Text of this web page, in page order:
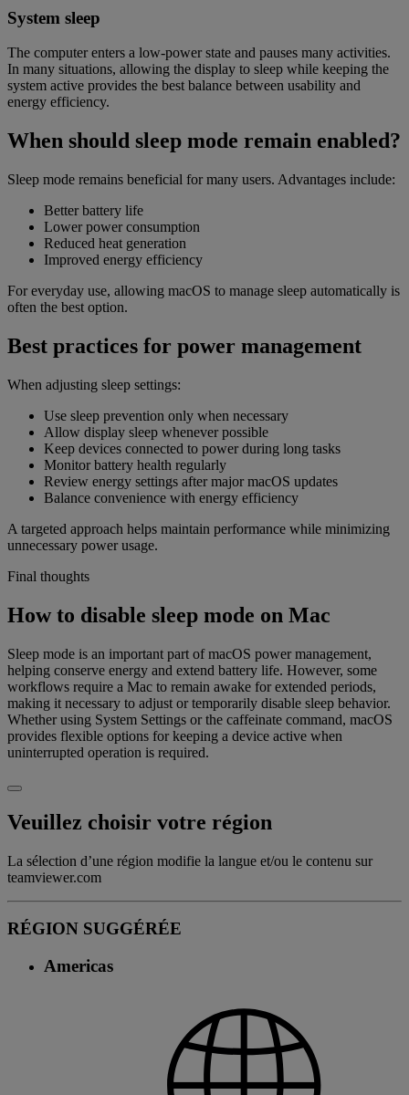
System sleep
The computer enters a low-power state and pauses many activities.
In many situations, allowing the display to sleep while keeping the
system active provides the best balance between usability and
energy efficiency.
When should sleep mode remain enabled?
Sleep mode remains beneficial for many users. Advantages include:
Better battery life
Lower power consumption
Reduced heat generation
Improved energy efficiency
For everyday use, allowing macOS to manage sleep automatically is
often the best option.
Best practices for power management
When adjusting sleep settings:
Use sleep prevention only when necessary
Allow display sleep whenever possible
Keep devices connected to power during long tasks
Monitor battery health regularly
Review energy settings after major macOS updates
Balance convenience with energy efficiency
A targeted approach helps maintain performance while minimizing
unnecessary power usage.
Final thoughts
How to disable sleep mode on Mac
Sleep mode is an important part of macOS power management,
helping conserve energy and extend battery life. However, some
workflows require a Mac to remain awake for extended periods,
making it necessary to adjust or temporarily disable sleep behavior.
Whether using System Settings or the caffeinate command, macOS
provides flexible options for keeping a device active when
uninterrupted operation is required.
Veuillez choisir votre région
La sélection d’une région modifie la langue et/ou le contenu sur
teamviewer.com
RÉGION SUGGÉRÉE
Americas